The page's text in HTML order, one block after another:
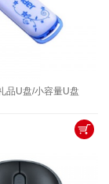
品U盘/小容量U盘